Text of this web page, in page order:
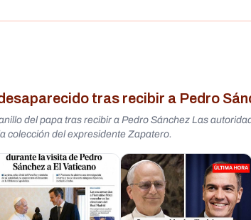
tras recibir a Pedro
del papa tras recibir a Pedro Sánchez Las
colección del expresidente Zapatero.